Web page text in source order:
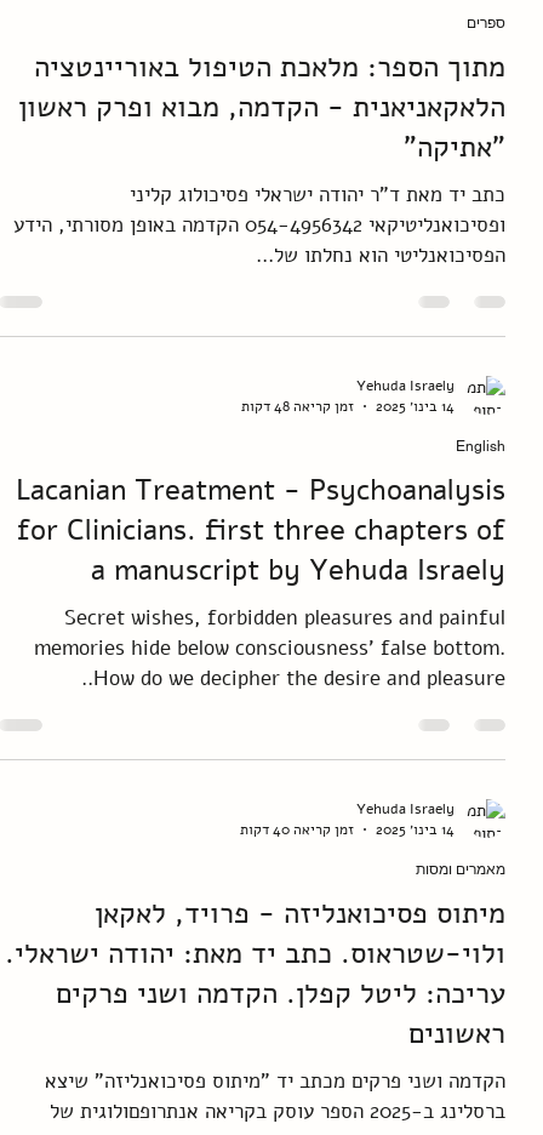
Yehuda Israely
14 בינו׳ 2025
ספרים
מתוך הספר: מלאכת הטיפול באוריינטציה
"אתיקה"
כתב יד מאת ד"ר יהודה ישראלי פסיכולוג קליני
Yehuda Israely
14 בינו׳ 2025
זמן קריאה 48 דקות
English
Lacanian Treatment - Psychoanalysis
a manuscript by Yehuda Israely
Secret wishes, forbidden pleasures and painful
memories hide below consciousness’ false bottom.
Yehuda Israely
14 בינו׳ 2025
זמן קריאה 40 דקות
מאמרים ומסות
מיתוס פסיכואנליזה - פרויד, לאקאן